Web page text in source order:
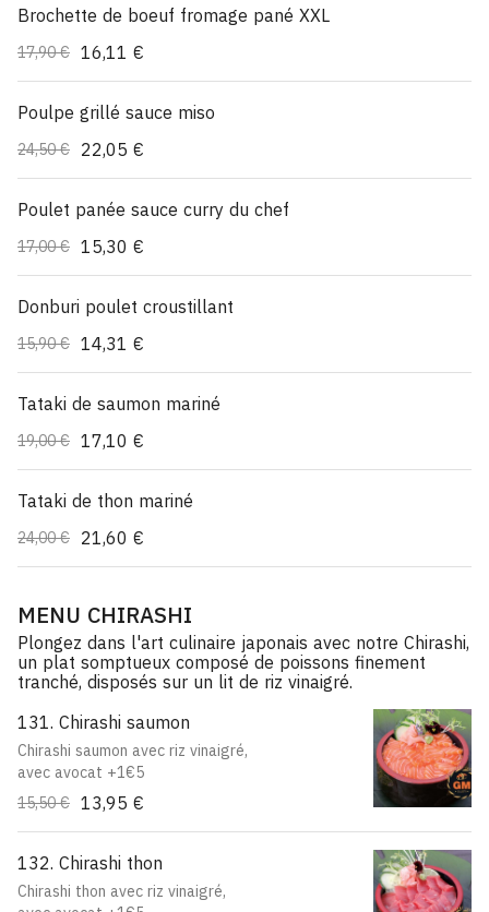
Brochette de boeuf fromage pané XXL
17,90 € 16,11 €
Poulpe grillé sauce miso
24,50 € 22,05 €
Poulet panée sauce curry du chef
17,00 € 15,30 €
Donburi poulet croustillant
15,90 € 14,31 €
Tataki de saumon mariné
19,00 € 17,10 €
Tataki de thon mariné
24,00 € 21,60 €
MENU CHIRASHI
Plongez dans l'art culinaire japonais avec notre Chirashi,
un plat somptueux composé de poissons finement
tranché, disposés sur un lit de riz vinaigré.
131. Chirashi saumon
Chirashi saumon avec riz vinaigré,
avec avocat +1€5
15,50 € 13,95 €
132. Chirashi thon
Chirashi thon avec riz vinaigré,